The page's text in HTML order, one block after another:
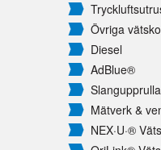
Övriga
Diesel
AdBlue®
Mätverk &
NEX·U·®